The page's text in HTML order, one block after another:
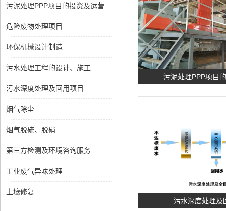
污泥处理PPP项目的投资及运营
危险废物处理项目
环保机械设计制造
污水处理工程的设计、施工
污水深度处理及回用项目
烟气除尘
烟气脱硫、脱硝
第三方检测及环境咨询服务
工业废气异味处理
土壤修复
污泥处理PPP项目
污水深度处理及